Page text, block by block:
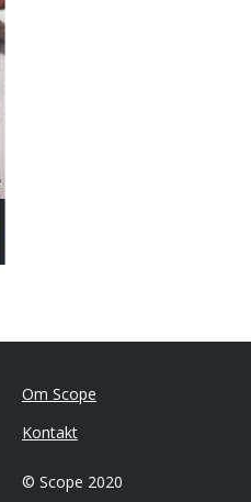
Om Scope
Kontakt
© Scope 2020